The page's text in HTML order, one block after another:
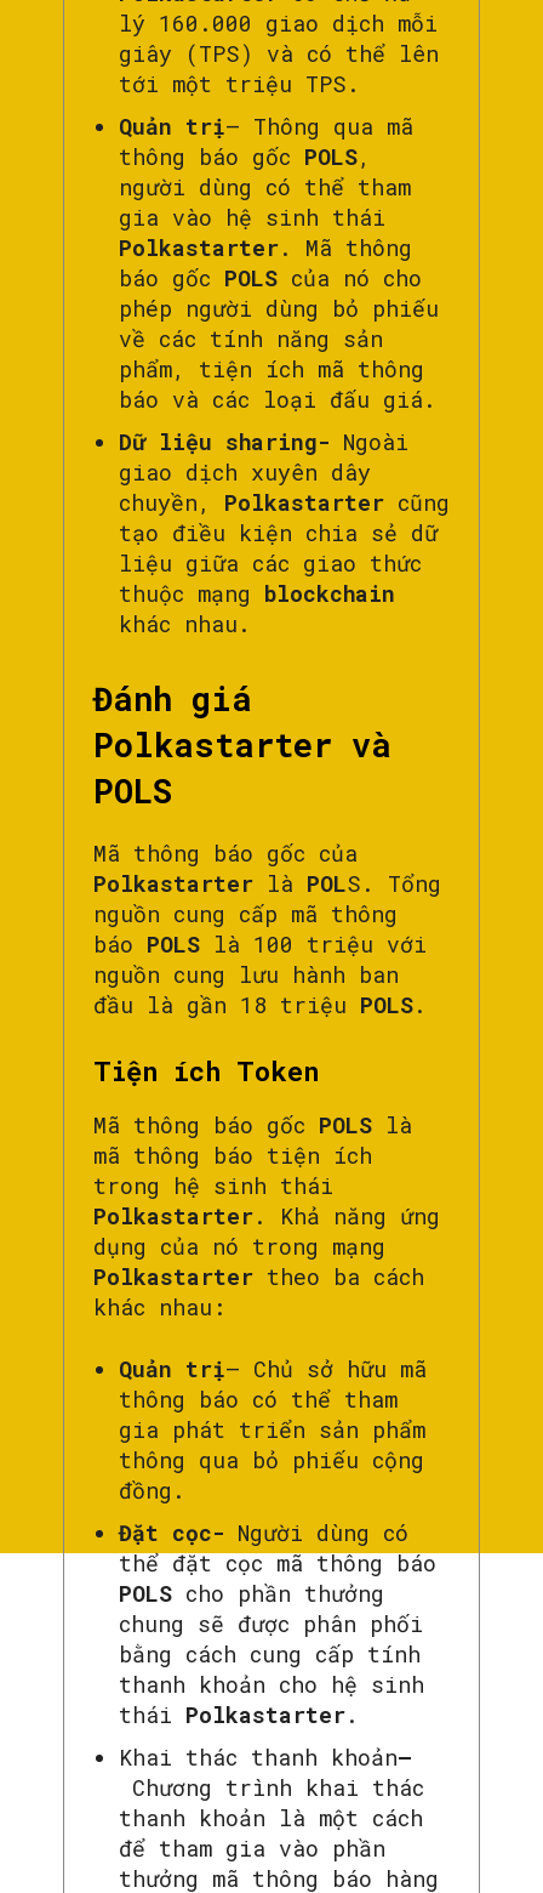
lý 160.000 giao dịch mỗi
giây (TPS) và có thể lên
tới một triệu TPS.
Quản trị– Thông qua mã
thông báo gốc POLS,
người dùng có thể tham
gia vào hệ sinh thái
Polkastarter. Mã thông
báo gốc POLS của nó cho
phép người dùng bỏ phiếu
về các tính năng sản
phẩm, tiện ích mã thông
báo và các loại đấu giá.
Dữ liệu sharing- Ngoài
giao dịch xuyên dây
chuyền, Polkastarter cũng
tạo điều kiện chia sẻ dữ
liệu giữa các giao thức
thuộc mạng blockchain
khác nhau.
Đánh giá
Polkastarter và
POLS
Mã thông báo gốc của
Polkastarter là POLS. Tổng
nguồn cung cấp mã thông
báo POLS là 100 triệu với
nguồn cung lưu hành ban
đầu là gần 18 triệu POLS.
Tiện ích Token
Mã thông báo gốc POLS là
mã thông báo tiện ích
trong hệ sinh thái
Polkastarter. Khả năng ứng
dụng của nó trong mạng
Polkastarter theo ba cách
khác nhau:
Quản trị– Chủ sở hữu mã
thông báo có thể tham
gia phát triển sản phẩm
thông qua bỏ phiếu cộng
đồng.
Đặt cọc- Người dùng có
thể đặt cọc mã thông báo
POLS cho phần thưởng
chung sẽ được phân phối
bằng cách cung cấp tính
thanh khoản cho hệ sinh
thái Polkastarter.
Khai thác thanh khoản–
Chương trình khai thác
thanh khoản là một cách
để tham gia vào phần
thưởng mã thông báo hàng